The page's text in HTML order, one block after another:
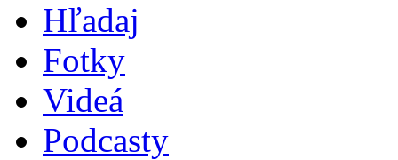
Hľadaj
Fotky
Videá
Podcasty